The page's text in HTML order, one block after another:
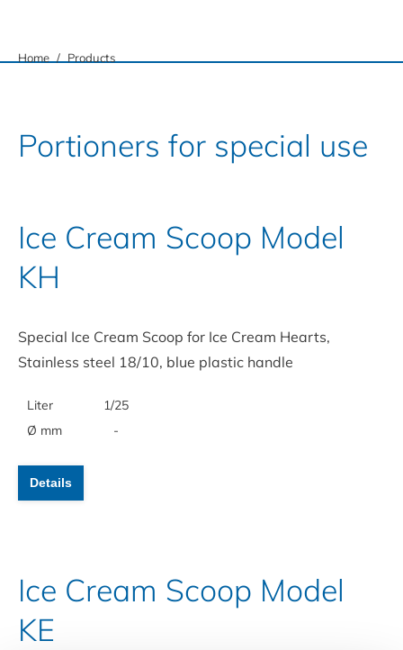
You are here:
Home Products
Portioners for special use
Ice Cream Scoop Model
KH
Special Ice Cream Scoop for Ice Cream Hearts,
Stainless steel 18/10, blue plastic handle
Liter
Ø mm
1/25
-
Details
Ice Cream Scoop Model
KE